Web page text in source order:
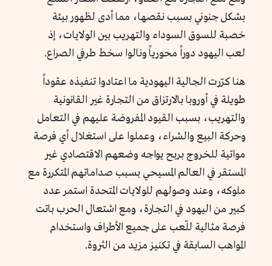
بشكل جنوني بسبب نقصها، مما أدى لظهور بيئة
خصبة للسوق السوداء والتهريب بين الولايات، إذ
لعب اليهود دوراً محورياً ونالوا سخط طرفي الصراع.
هنا كرّرت الجالية اليهودية ما اعتادوا تنفيذه عقوداً
طويلة في أوروبا بالارتزاق من التجارة غير القانونية
والتهريب، بسبب القيود المفروضة عليهم في التعامل
وحركة البيع والشراء، وعملوا على استغلال أي فرصة
مواتية للخروج بربح يواجه وضعهم الاقتصادي غير
المستقر في العالم المسيحي بسبب صداماتهم المتكررة مع
ملوكه، وعند وصولهم للولايات المتحدة استمر عدد
كبير من اليهود في التجارة، ومع اشتعال الحرب باتت
فرصة مثالية للّعب على جميع الأطراف واستخدام
المواهب السابقة في تكنيز مزيد من الثروة.